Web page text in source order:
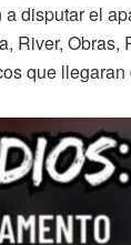
disputar el
River,
que